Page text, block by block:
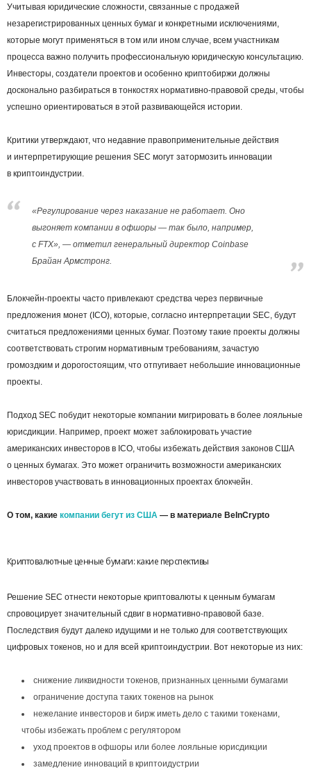
Учитывая юридические сложности, связанные с продажей
незарегистрированных ценных бумаг и конкретными исключениями,
которые могут применяться в том или ином случае, всем участникам
процесса важно получить профессиональную юридическую консультацию.
Инвесторы, создатели проектов и особенно криптобиржи должны
досконально разбираться в тонкостях нормативно-правовой среды, чтобы
успешно ориентироваться в этой развивающейся истории.
Критики утверждают, что недавние правоприменительные действия
и интерпретирующие решения SEC могут затормозить инновации
в криптоиндустрии.
«Регулирование через наказание не работает. Оно
выгоняет компании в офшоры — так было, например,
с FTX», — отметил генеральный директор Coinbase
Брайан Армстронг.
Блокчейн-проекты часто привлекают средства через первичные
предложения монет (ICO), которые, согласно интерпретации SEC, будут
считаться предложениями ценных бумаг. Поэтому такие проекты должны
соответствовать строгим нормативным требованиям, зачастую
громоздким и дорогостоящим, что отпугивает небольшие инновационные
проекты.
Подход SEC побудит некоторые компании мигрировать в более лояльные
юрисдикции. Например, проект может заблокировать участие
американских инвесторов в ICO, чтобы избежать действия законов США
о ценных бумагах. Это может ограничить возможности американских
инвесторов участвовать в инновационных проектах блокчейн.
О том, какие компании бегут из США — в материале BeInCrypto
Криптовалютные ценные бумаги: какие перспективы
Решение SEC отнести некоторые криптовалюты к ценным бумагам
спровоцирует значительный сдвиг в нормативно-правовой базе.
Последствия будут далеко идущими и не только для соответствующих
цифровых токенов, но и для всей криптоиндустрии. Вот некоторые из них:
снижение ликвидности токенов, признанных ценными бумагами
ограничение доступа таких токенов на рынок
нежелание инвесторов и бирж иметь дело с такими токенами,
чтобы избежать проблем с регулятором
уход проектов в офшоры или более лояльные юрисдикции
замедление инноваций в криптоидустрии